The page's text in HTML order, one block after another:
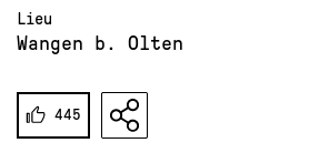
Lieu
Wangen b. Olten
445